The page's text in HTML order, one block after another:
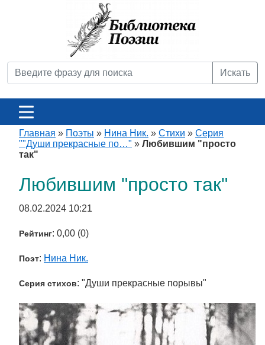
Искать
Главная » Поэты » Нина Ник. » Стихи » Серия
""Души прекрасные по…" » Любившим "просто
так"
Любившим "просто так"
08.02.2024 10:21
Рейтинг: 0,00 (0)
Поэт: Нина Ник.
Серия стихов: "Души прекрасные порывы"